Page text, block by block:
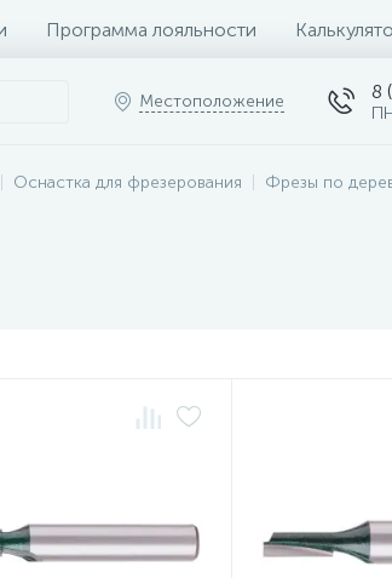
Программа лояльности
Местоположение 8
Оснастка для фрезерования Фрезы по